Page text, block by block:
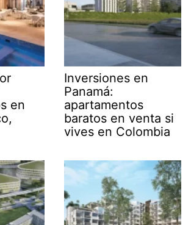
en
Inversiones en
Panamá:
apartamentos
baratos en venta si
vives en Colombia